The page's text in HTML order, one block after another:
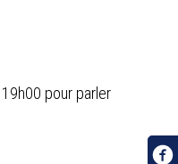
pour parler